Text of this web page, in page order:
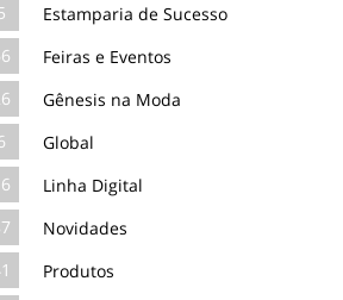
Estamparia de Sucesso
Feiras e Eventos
Gênesis na Moda
Global
Linha Digital
Novidades
Produtos